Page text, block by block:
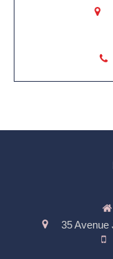
35 Avenue